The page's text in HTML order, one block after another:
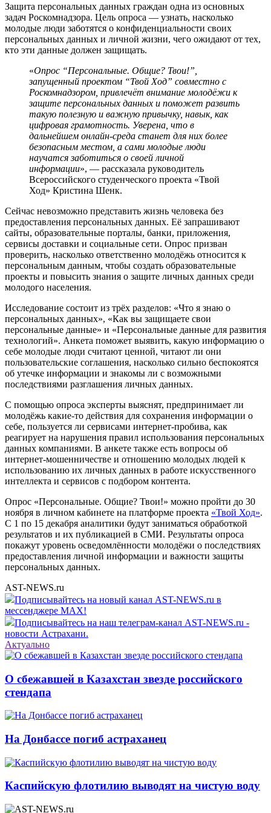
Защита персональных данных граждан одна из основных
задач Роскомнадзора. Цель опроса — узнать, насколько
молодые люди заботятся о конфиденциальности своих
персональных данных и личной жизни, чего ожидают от тех,
кто эти данные должен защищать.
«Опрос “Персональные. Общие? Твои!”,
запущенный проектом “Твой Ход” совместно с
Роскомнадзором, привлечёт внимание молодёжи к
защите персональных данных и поможет развить
такую полезную и важную привычку, навык, как
цифровая грамотность. Уверена, что в
дальнейшем онлайн-среда станет для них более
безопасным местом, а сами молодые люди
научатся заботиться о своей личной
информации», — рассказала руководитель
Всероссийского студенческого проекта «Твой
Ход» Кристина Шенк.
Сейчас невозможно представить жизнь человека без
предоставления персональных данных. Её запрашивают
сайты, образовательные порталы, банки, приложения,
сервисы доставки и социальные сети. Опрос призван
проверить, насколько ответственно молодёжь относится к
персональным данным, чтобы создать образовательные
проекты и повысить знания о защите личных данных среди
молодого населения.
Исследование состоит из трёх разделов: «Что я знаю о
персональных данных», «Как вы защищаете свои
персональные данные» и «Персональные данные для развития
технологий». Анкета поможет выявить, какую информацию о
себе молодые люди считают ценной, читают ли они
пользовательские соглашения, насколько сильно беспокоятся
об утечке информации и знакомы ли с возможными
последствиями разглашения личных данных.
С помощью опроса эксперты выяснят, предпринимает ли
молодёжь какие-то действия для сохранения информации о
себе, пользуется ли сервисами интернет-пробива, как
реагирует на нарушения правил использования персональных
данных компаниями. В анкете также есть вопросы об
интернет-мошенничестве и отношению молодых людей к
использованию их личных данных в работе искусственного
интеллекта и сервисов с подбором контента.
Опрос «Персональные. Общие? Твои!» можно пройти до 30
ноября в личном кабинете на платформе проекта «Твой Ход».
С 1 по 15 декабря аналитики будут заниматься обработкой
результатов и их публикацией в СМИ. Результаты опроса
покажут уровень осведомлённости молодёжи о последствиях
предоставления личной информации и важности защиты
персональных данных.
AST-NEWS.ru
Подписывайтесь на новый канал AST-NEWS.ru в
мессенджере MAX!
Подписывайтесь на наш телеграм-канал AST-NEWS.ru -
новости Астрахани.
Актуально
О сбежавшей в Казахстан звезде российского
стендапа
На Донбассе погиб астраханец
Каспийскую флотилию выводят на чистую воду